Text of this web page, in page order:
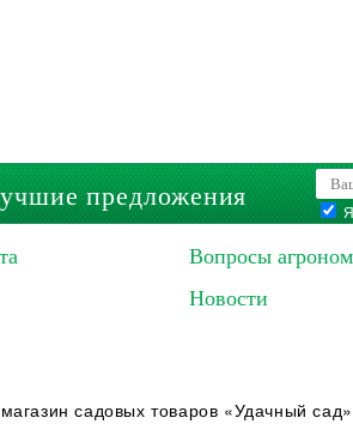
предложения
Вопросы
Новости
садовых товаров «Удачный сад»